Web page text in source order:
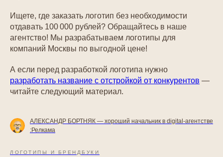
Ищете, где заказать логотип без необходимости
отдавать 100 000 рублей? Обращайтесь в наше
агентство! Мы разрабатываем логотипы для
компаний Москвы по выгодной цене!
А если перед разработкой логотипа нужно
разработать название с отстройкой от конкурентов —
читайте следующий материал.
АЛЕКСАНДР БОРТНЯК — хороший начальник в digital-агентстве
:Релкама
ЛОГОТИПЫ И БРЕНДБУКИ